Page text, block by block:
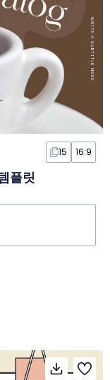
15 16:9
플릿